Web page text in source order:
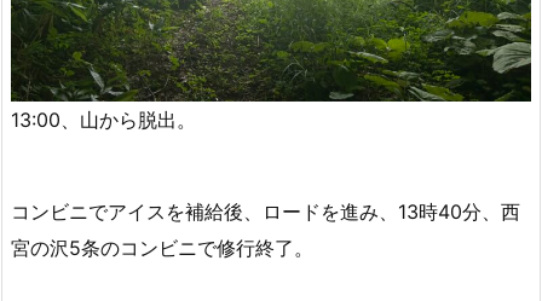
13:00、山から脱出。
コンビニでアイスを補給後、ロードを進み、13時40分、西
宮の沢5条のコンビニで修行終了。